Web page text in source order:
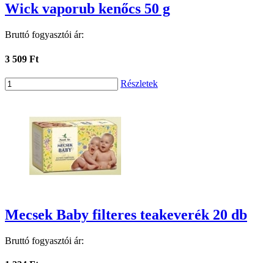
Wick vaporub kenőcs 50 g
Bruttó fogyasztói ár:
3 509 Ft
Részletek
Mecsek Baby filteres teakeverék 20 db
Bruttó fogyasztói ár: